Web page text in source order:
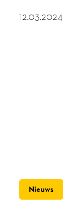
12.03.2024
Nieuws